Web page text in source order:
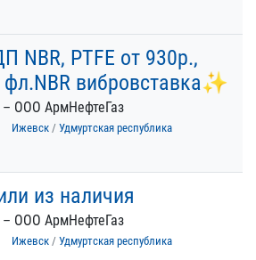
NBR, PTFE от 930р.,
вибровставка✨
– ООО АрмНефтеГаз
Ижевск / Удмуртская республика
из наличия
– ООО АрмНефтеГаз
Ижевск / Удмуртская республика